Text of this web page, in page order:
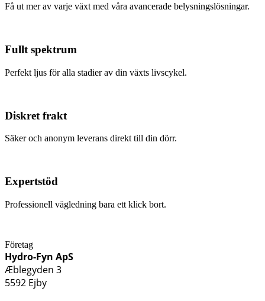
Få ut mer av varje växt med våra avancerade belysningslösningar.
Fullt spektrum
Perfekt ljus för alla stadier av din växts livscykel.
Diskret frakt
Säker och anonym leverans direkt till din dörr.
Expertstöd
Professionell vägledning bara ett klick bort.
Företag
Hydro-Fyn ApS
Æblegyden 3
5592 Ejby